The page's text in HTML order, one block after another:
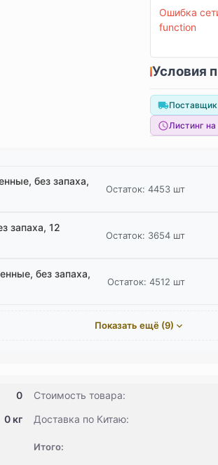
Ошибка
function
Условия
Поставщик
Листинг
без запаха,
Остаток: 4453 шт
запаха, 12
Остаток: 3654 шт
без запаха,
Остаток: 4512 шт
Показать ещё (9)
0 Стоимость товара:
0 кг Доставка по Китаю:
Итого: